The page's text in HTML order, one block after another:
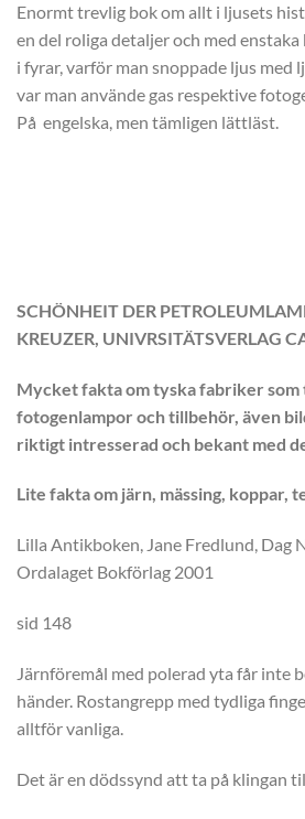
Enormt trevlig bok om allt i ljusets
en del roliga detaljer och med
i fyrar, varför man snoppade ljus med
var man använde gas respektive
På engelska, men tämligen lättläst.
SCHÖNHEIT DER
KREUZER, UNIVRSITÄTSVERLAG
Mycket fakta om tyska fabriker
fotogenlampor och tillbehör, även
riktigt intresserad och bekant med
Lite fakta om järn, mässing, koppar,
Lilla Antikboken, Jane Fredlund, Dag
Ordalaget Bokförlag 2001
sid 148
Järnföremål med polerad yta får inte
händer. Rostangrepp med tydliga
alltför vanliga.
Det är en dödssynd att ta på klingan